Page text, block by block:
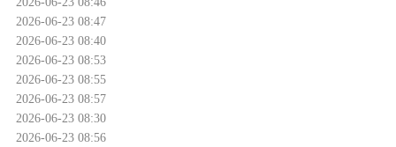
2026-06-23 08:47
2026-06-23 08:40
2026-06-23 08:53
2026-06-23 08:55
2026-06-23 08:57
2026-06-23 08:30
2026-06-23 08:56